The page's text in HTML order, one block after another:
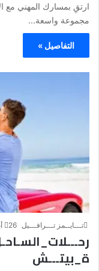
ارتقِ بمسارك المهني مع
مجموعة واسعة...
التفاصيل »
تـــايــمز تـــرافـــيل 26 أبريل، 2021
ة_بيتـــش